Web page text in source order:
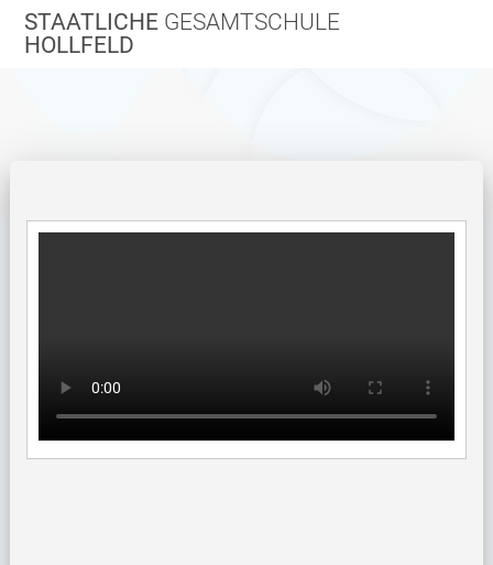
Zum
Inhalt
STAATLICHE GESAMTSCHULE
HOLLFELD